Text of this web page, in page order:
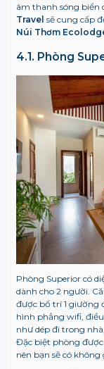
âm thanh sóng biển
Travel sẽ cung cấp
Núi Thơm
4.1. Phòng
Phòng Superior có
dành cho 2 người.
được bố trí 1 giường
hình phẳng wifi,
như dép đi trong
Đặc biệt phòng
nên bạn sẽ có